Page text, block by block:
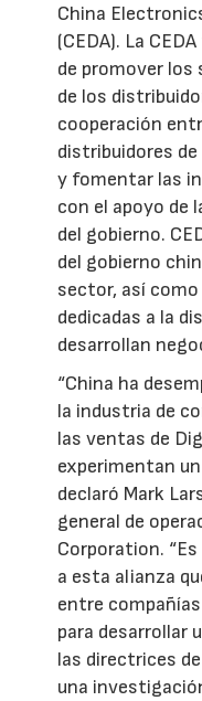
China
(CEDA). La
de promover los
de los
cooperación
distribuidores
y fomentar las
con el apoyo de
del gobierno.
del gobierno
sector, así
dedicadas a la
desarrollan
“China ha
la industria de
las ventas de
experimentan
declaró Mark
general de
Corporation.
a esta alianza
entre
para desarrollar
las directrices
una